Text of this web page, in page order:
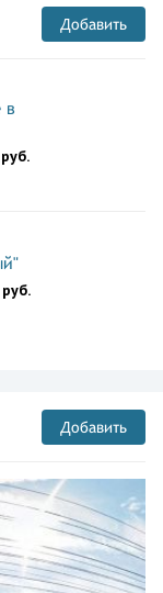
Добавить
в
Добавить